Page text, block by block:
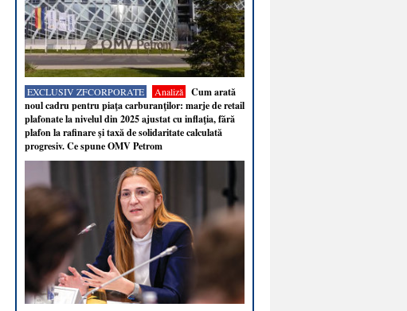
EXCLUSIV ZFCORPORATE Analiză
Cum arată
noul cadru pentru piaţa carburanţilor: marje de retail
plafonate la nivelul din 2025 ajustat cu inflaţia, fără
plafon la rafinare şi taxă de solidaritate calculată
progresiv. Ce spune OMV Petrom